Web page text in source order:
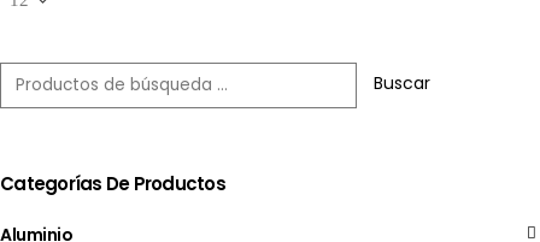
Buscar
Categorías De Productos
Aluminio